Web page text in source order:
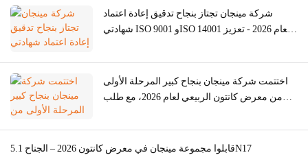
شركة مينجان تجتاز بنجاح تدقيق إعادة اعتماد
شهادتي ISO 9001 وISO 14001 لعام 2026 - تعزيز
لآلات طحن اللحوم والأفران وآلات القهوة
اختتمت شركة مينجان بنجاح كبير المرحلة الأولى
من معرض كانتون الربيعي لعام 2026، مع طلب
قابلوا مجموعة مينجان في معرض كانتون 2026 – الجناح 5.1N17